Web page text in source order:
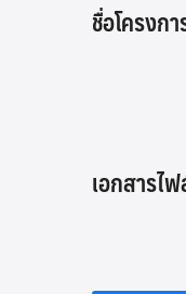
ชื่อโครงก
เอกสารไ